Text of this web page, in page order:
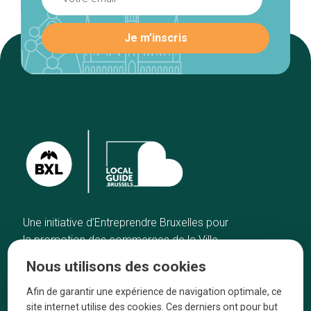
Une initiative d’Entreprendre Bruxelles pour
la promotion des commerces de la Ville
Accueil
Bonnes adresses
Artisans
A propos
Nous utilisons des cookies
Afin de garantir une expérience de navigation optimale, ce
site internet utilise des cookies. Ces derniers ont pour but